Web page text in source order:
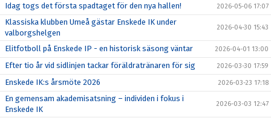
Idag togs det första spadtaget för den nya hallen! 2026-05-06 17:07
Klassiska klubben Umeå gästar Enskede IK under
valborgshelgen
2026-04-30 15:43
Elitfotboll på Enskede IP - en historisk säsong väntar 2026-04-01 13:00
Efter tio år vid sidlinjen tackar föräldratränaren för sig 2026-03-30 17:59
Enskede IK:s årsmöte 2026 2026-03-23 17:18
En gemensam akademisatsning – individen i fokus i
Enskede IK
2026-03-03 12:47